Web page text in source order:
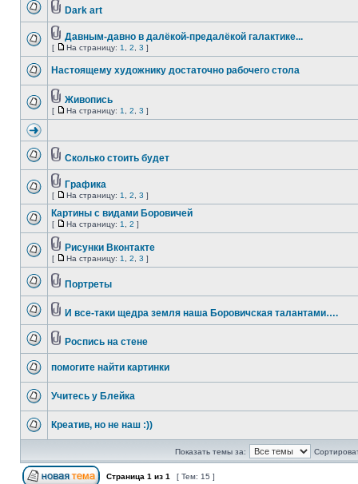
Dark art
Давным-давно в далёкой-предалёкой галактике...
[ На страницу: 1 2 3 ]
Настоящему художнику достаточно рабочего стола
Живопись
[ На страницу: 1 2 3 ]
Сколько стоить будет
Графика
[ На страницу: 1 2 3 ]
Картины с видами Боровичей
[ На страницу: 1 2 ]
Рисунки Вконтакте
[ На страницу: 1 2 3 ]
Портреты
И все-таки щедра земля наша Боровичская талантами….
Роспись на стене
помогите найти картинки
Учитесь у Блейка
Креатив, но не наш :))
Показать темы за:
Страница 1 из 1 [ Тем: 15 ]